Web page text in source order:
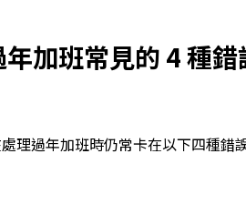
加班常見的 4 種
理過年加班時仍常卡在以下四種錯